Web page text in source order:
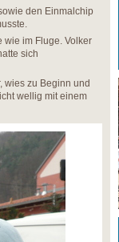
den Einmalchip
wie im Fluge. Volker
sich
wies zu Beginn und
wellig mit einem